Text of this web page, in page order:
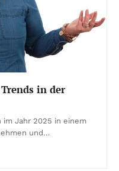
in der
im Jahr 2025 in einem
und…